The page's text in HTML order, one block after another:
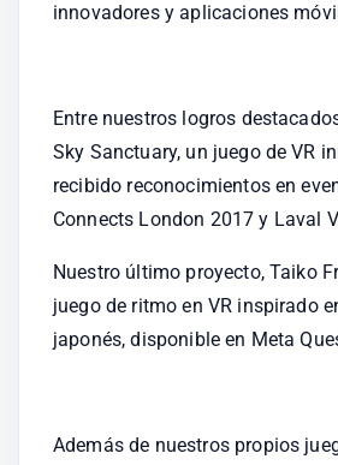
innovadores y aplicaciones
Entre nuestros logros
Sky Sanctuary, un juego de VR
recibido reconocimientos en
Connects London 2017 y Laval
Nuestro último proyecto, Taiko
juego de ritmo en VR inspirado
japonés, disponible en Meta
Además de nuestros propios